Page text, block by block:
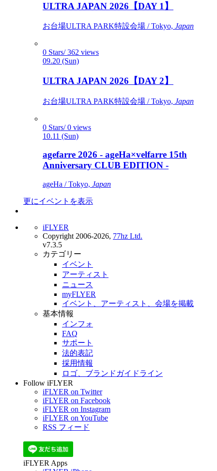
ULTRA JAPAN 2026【DAY 1】
お台場ULTRA PARK特設会場 / Tokyo, Japan
0 Stars/ 362 views
09.20 (Sun)
ULTRA JAPAN 2026【DAY 2】
お台場ULTRA PARK特設会場 / Tokyo, Japan
0 Stars/ 0 views
10.11 (Sun)
agefarre 2026 - ageHa×velfarre 15th
Anniversary CLUB EDITION -
ageHa / Tokyo, Japan
更にイベントを表示
iFLYER
Copyright 2006-2026, 77hz Ltd.
v7.3.5
カテゴリー
イベント
アーティスト
ニュース
myFLYER
イベント、アーティスト、会場を掲載
基本情報
インフォ
FAQ
サポート
法的表記
採用情報
ロゴ、ブランドガイドライン
Follow iFLYER
iFLYER on Twitter
iFLYER on Facebook
iFLYER on Instagram
iFLYER on YouTube
RSS フィード
iFLYER Apps